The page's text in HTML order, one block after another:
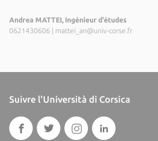
Andrea MATTEI, Ingénieur d'études
0621430606 | mattei_an@univ-corse.fr
Suivre l'Università di Corsica